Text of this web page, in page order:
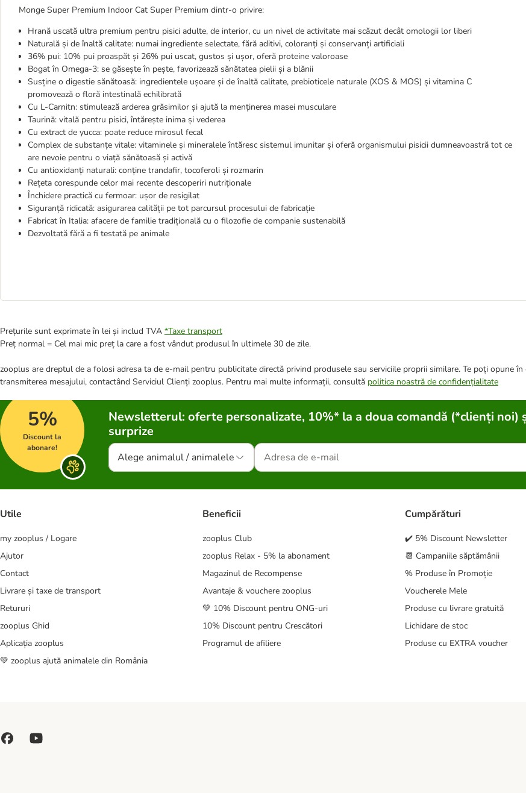
Monge Super Premium Indoor Cat Super Premium dintr-o privire:
Hrană uscată ultra premium pentru pisici adulte, de interior, cu un nivel de activitate mai scăzut decât omologii lor liberi
Naturală și de înaltă calitate: numai ingrediente selectate, fără aditivi, coloranți și conservanți artificiali
36% pui: 10% pui proaspăt și 26% pui uscat, gustos și ușor, oferă proteine valoroase
Bogat în Omega-3: se găsește în pește, favorizează sănătatea pielii și a blănii
Susține o digestie sănătoasă: ingredientele ușoare și de înaltă calitate, prebioticele naturale (XOS & MOS) și vitamina C
promovează o floră intestinală echilibrată
Cu L-Carnitn: stimulează arderea grăsimilor și ajută la menținerea masei musculare
Taurină: vitală pentru pisici, întărește inima și vederea
Cu extract de yucca: poate reduce mirosul fecal
Complex de substanțe vitale: vitaminele și mineralele întăresc sistemul imunitar și oferă organismului pisicii dumneavoastră tot ce
are nevoie pentru o viață sănătoasă și activă
Cu antioxidanți naturali: conține trandafir, tocoferoli și rozmarin
Rețeta corespunde celor mai recente descoperiri nutriționale
Închidere practică cu fermoar: ușor de resigilat
Siguranță ridicată: asigurarea calității pe tot parcursul procesului de fabricație
Fabricat în Italia: afacere de familie tradițională cu o filozofie de companie sustenabilă
Dezvoltată fără a fi testată pe animale
Prețurile sunt exprimate în lei și includ TVA *Taxe transport
Preț normal = Cel mai mic preț la care a fost vândut produsul în ultimele 30 de zile.
zooplus are dreptul de a folosi adresa ta de e-mail pentru publicitate directă privind produsele sau serviciile proprii similare. Te poți opune
transmiterea mesajului, contactând Serviciul Clienți zooplus. Pentru mai multe informații, consultă politica noastră de confidențialitate
5%
Discount la
abonare!
Newsletterul: oferte personalizate, 10%* la a doua comandă (*clienți noi)
surprize
Alege animalul / animalele
Utile
my zooplus / Logare
Ajutor
Contact
Livrare și taxe de transport
Retururi
zooplus Ghid
Aplicația zooplus
💚 zooplus ajută animalele din România
Beneficii
zooplus Club
zooplus Relax - 5% la abonament
Magazinul de Recompense
Avantaje & vouchere zooplus
💚 10% Discount pentru ONG-uri
10% Discount pentru Crescători
Programul de afiliere
Cumpărături
✔️ 5% Discount Newsletter
📆 Campaniile săptămânii
% Produse în Promoție
Voucherele Mele
Produse cu livrare gratuită
Lichidare de stoc
Produse cu EXTRA voucher